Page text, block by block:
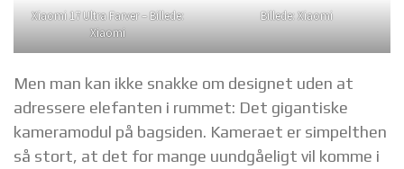
Xiaomi 17 Ultra Farver – Billede:
Xiaomi
Billede: Xiaomi
Men man kan ikke snakke om designet uden at
adressere elefanten i rummet: Det gigantiske
kameramodul på bagsiden. Kameraet er simpelthen
så stort, at det for mange uundgåeligt vil komme i